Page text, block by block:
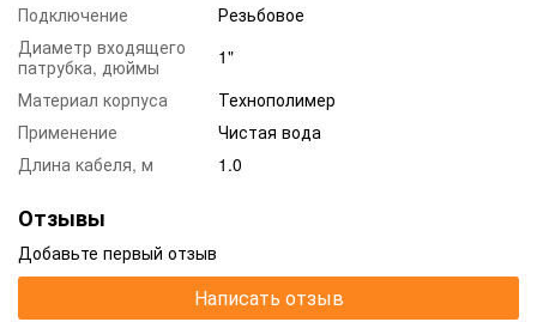
Подключение
Резьбовое
Диаметр входящего
патрубка, дюймы
1"
Материал корпуса
Технополимер
Применение
Чистая вода
Длина кабеля, м
1.0
Отзывы
Добавьте первый отзыв
Написать отзыв